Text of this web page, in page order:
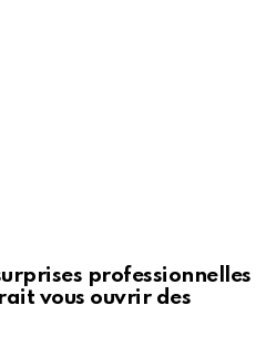
professionnelles
vous ouvrir des